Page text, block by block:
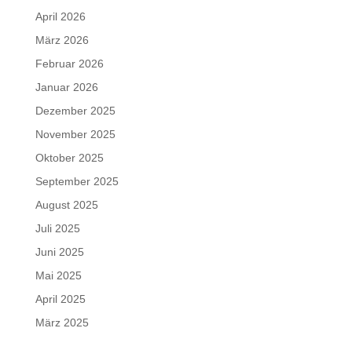
April 2026
März 2026
Februar 2026
Januar 2026
Dezember 2025
November 2025
Oktober 2025
September 2025
August 2025
Juli 2025
Juni 2025
Mai 2025
April 2025
März 2025